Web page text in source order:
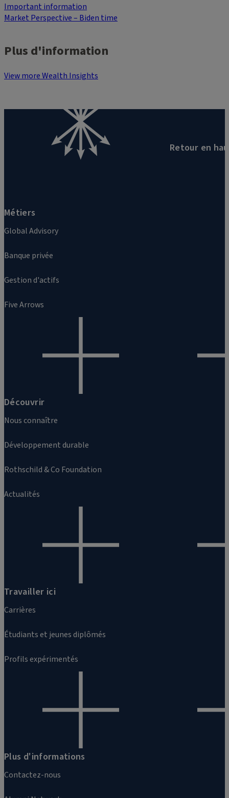
Important information
Market Perspective – Biden time
Plus d'information
View more Wealth Insights
Métiers
Global Advisory
Banque privée
Gestion d'actifs
Five Arrows
Découvrir
Nous connaître
Développement durable
Rothschild & Co Foundation
Actualités
Travailler ici
Carrières
Étudiants et jeunes diplômés
Profils expérimentés
Plus d'informations
Contactez-nous
Retour en